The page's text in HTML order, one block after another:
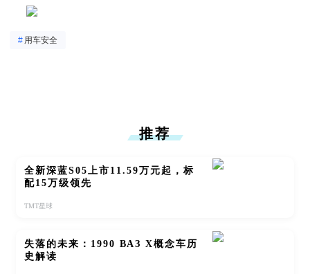
# 用车安全
推荐
全新深蓝S05上市11.59万元起，标
配15万级领先
TMT星球
失落的未来：1990 ВАЗ X概念车历
史解读